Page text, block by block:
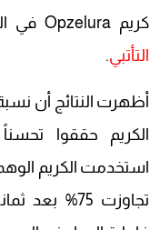
كريم Opzelura في السيطرة على أعراض
التأتبي.
أظهرت النتائج أن
الكريم حققوا
استخدمت الكريم
تجاوزت 75%